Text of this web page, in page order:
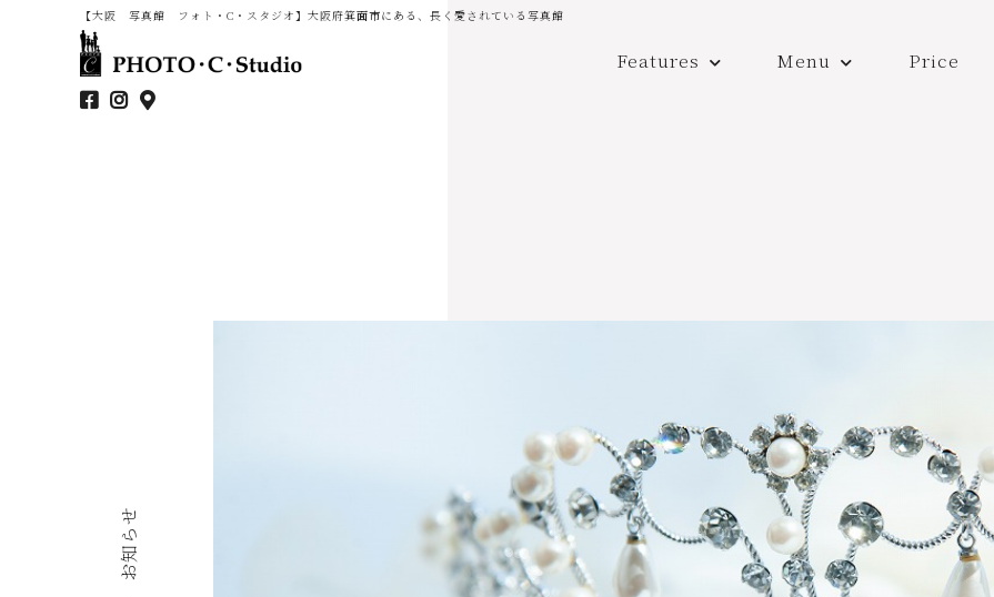
【大阪 写真館 フォト・C・スタジオ】大阪府箕面市にある、長く愛されている写真館
Features Menu Price
お知らせ